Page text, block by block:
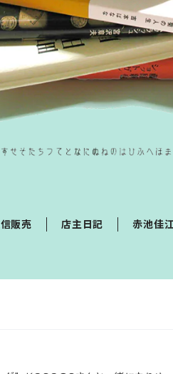
販売 店主日記 赤池佳